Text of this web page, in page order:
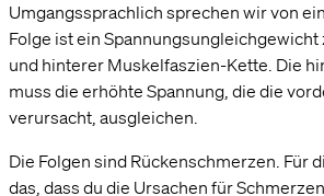
Umgangssprachlich sprechen wir von
Folge ist ein
und hinterer Muskelfaszien-Kette. Die
muss die erhöhte Spannung, die die
verursacht, ausgleichen.
Die Folgen sind Rückenschmerzen. Für
das, dass du die Ursachen für